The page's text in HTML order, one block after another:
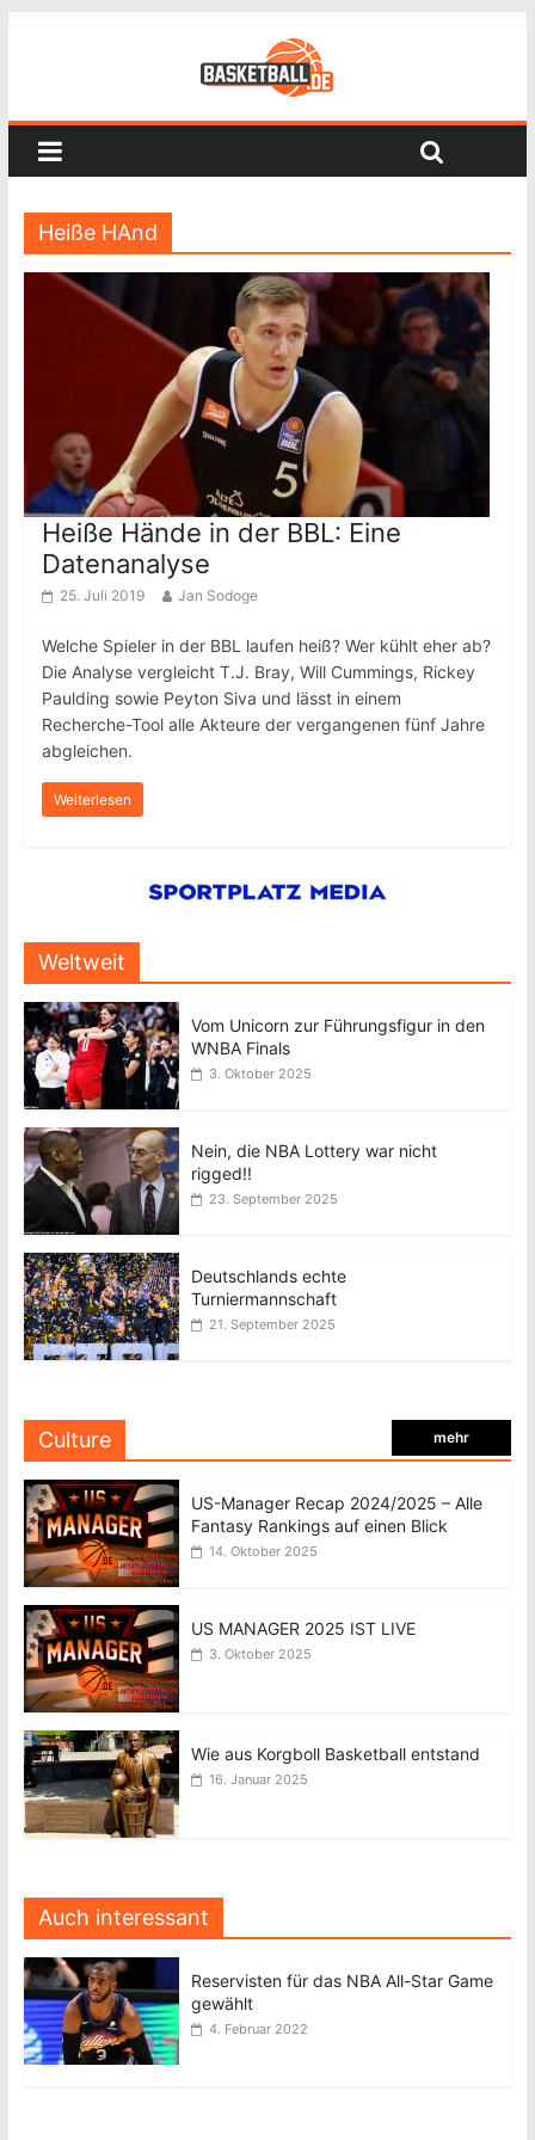
Heiße HAnd
Heiße Hände in der BBL: Eine
Datenanalyse
25. Juli 2019 Jan Sodoge
Welche Spieler in der BBL laufen heiß? Wer kühlt eher ab?
Die Analyse vergleicht T.J. Bray, Will Cummings, Rickey
Paulding sowie Peyton Siva und lässt in einem
Recherche-Tool alle Akteure der vergangenen fünf Jahre
abgleichen.
Weiterlesen
Weltweit
Vom Unicorn zur Führungsfigur in den
WNBA Finals
3. Oktober 2025
Nein, die NBA Lottery war nicht
rigged!!
23. September 2025
Deutschlands echte
Turniermannschaft
21. September 2025
Culture mehr
US-Manager Recap 2024/2025 – Alle
Fantasy Rankings auf einen Blick
14. Oktober 2025
US MANAGER 2025 IST LIVE
3. Oktober 2025
Wie aus Korgboll Basketball entstand
16. Januar 2025
Auch interessant
Reservisten für das NBA All-Star Game
gewählt
4. Februar 2022